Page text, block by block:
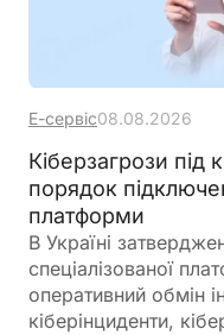
Е-сервіс08.08.2026
Кіберзагрози
порядок
платформи
В Україні
спеціалізованої
оперативний обмін
кіберінциденти,